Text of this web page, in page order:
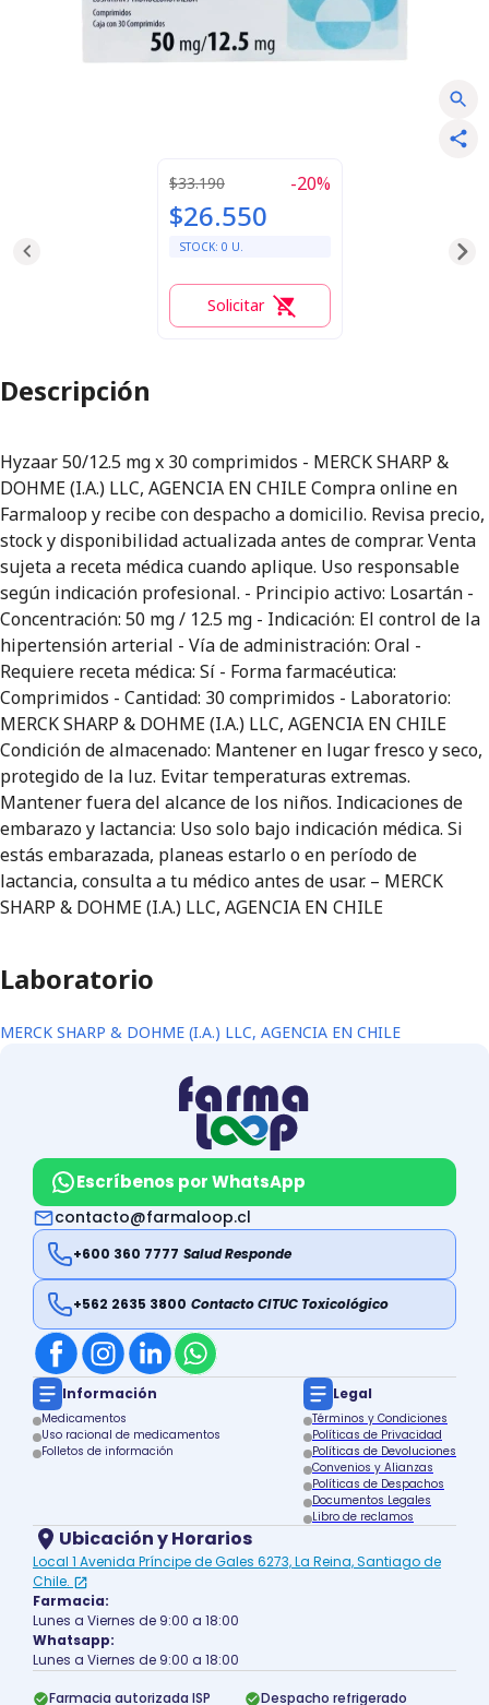
$33.190 -20%
$26.550
STOCK: 0 U.
Solicitar
Descripción
Hyzaar 50/12.5 mg x 30 comprimidos - MERCK SHARP &
DOHME (I.A.) LLC, AGENCIA EN CHILE Compra online en
Farmaloop y recibe con despacho a domicilio. Revisa precio,
stock y disponibilidad actualizada antes de comprar. Venta
sujeta a receta médica cuando aplique. Uso responsable
según indicación profesional. - Principio activo: Losartán -
Concentración: 50 mg / 12.5 mg - Indicación: El control de la
hipertensión arterial - Vía de administración: Oral -
Requiere receta médica: Sí - Forma farmacéutica:
Comprimidos - Cantidad: 30 comprimidos - Laboratorio:
MERCK SHARP & DOHME (I.A.) LLC, AGENCIA EN CHILE
Condición de almacenado: Mantener en lugar fresco y seco,
protegido de la luz. Evitar temperaturas extremas.
Mantener fuera del alcance de los niños. Indicaciones de
embarazo y lactancia: Uso solo bajo indicación médica. Si
estás embarazada, planeas estarlo o en período de
lactancia, consulta a tu médico antes de usar. – MERCK
SHARP & DOHME (I.A.) LLC, AGENCIA EN CHILE
Laboratorio
MERCK SHARP & DOHME (I.A.) LLC, AGENCIA EN CHILE
Escríbenos por WhatsApp
contacto@farmaloop.cl
+600 360 7777 Salud Responde
+562 2635 3800 Contacto CITUC Toxicológico
Información
Medicamentos
Uso racional de medicamentos
Folletos de información
Legal
Términos y Condiciones
Políticas de Privacidad
Políticas de Devoluciones
Convenios y Alianzas
Políticas de Despachos
Documentos Legales
Libro de reclamos
Ubicación y Horarios
Local 1 Avenida Príncipe de Gales 6273, La Reina, Santiago de
Chile.
Farmacia:
Lunes a Viernes de 9:00 a 18:00
Whatsapp:
Lunes a Viernes de 9:00 a 18:00
Farmacia autorizada ISP Despacho refrigerado